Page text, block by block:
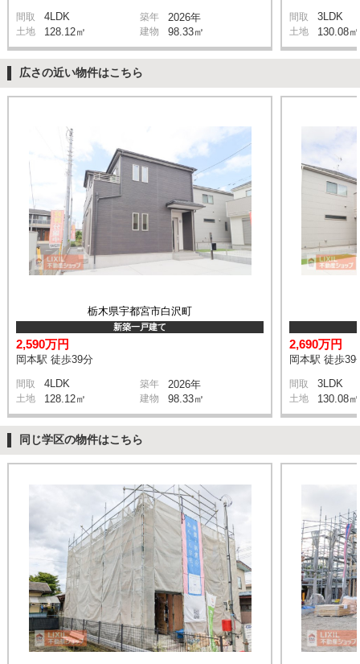
間取 4LDK 築年 2026年
土地 128.12㎡ 建物 98.33㎡
間取 3LDK
土地 130.08㎡
広さの近い物件はこちら
栃木県宇都宮市白沢町
新築一戸建て
2,590万円
岡本駅 徒歩39分
間取 4LDK 築年 2026年
土地 128.12㎡ 建物 98.33㎡
2,690万円
岡本駅 徒歩39
間取 3LDK
土地 130.08㎡
同じ学区の物件はこちら